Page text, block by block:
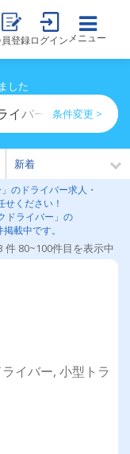
登録ログイン メニュー
した
イバーのドライバー
条件変更 >
のドライバー求人・
せください！
ドライバー」の
載中です。
件 80~100件目を表示中
イバー, 小型トラ